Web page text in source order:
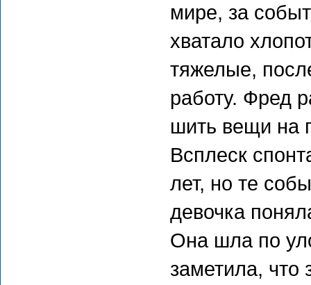
мире, за
хватало
тяжелые,
работу. Фред
шить вещи на
Всплеск
лет, но те
девочка
Она шла по
заметила, что